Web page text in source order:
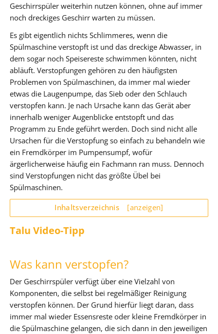
Geschirrspüler weiterhin nutzen können, ohne auf immer
noch dreckiges Geschirr warten zu müssen.
Es gibt eigentlich nichts Schlimmeres, wenn die
Spülmaschine verstopft ist und das dreckige Abwasser, in
dem sogar noch Speisereste schwimmen könnten, nicht
abläuft. Verstopfungen gehören zu den häufigsten
Problemen von Spülmaschinen, da immer mal wieder
etwas die Laugenpumpe, das Sieb oder den Schlauch
verstopfen kann. Je nach Ursache kann das Gerät aber
innerhalb weniger Augenblicke entstopft und das
Programm zu Ende geführt werden. Doch sind nicht alle
Ursachen für die Verstopfung so einfach zu behandeln wie
ein Fremdkörper im Pumpensumpf, wofür
ärgerlicherweise häufig ein Fachmann ran muss. Dennoch
sind Verstopfungen nicht das größte Übel bei
Spülmaschinen.
Inhaltsverzeichnis [anzeigen]
Talu Video-Tipp
Was kann verstopfen?
Der Geschirrspüler verfügt über eine Vielzahl von
Komponenten, die selbst bei regelmäßiger Reinigung
verstopfen können. Der Grund hierfür liegt daran, dass
immer mal wieder Essensreste oder kleine Fremdkörper in
die Spülmaschine gelangen, die sich dann in den jeweiligen